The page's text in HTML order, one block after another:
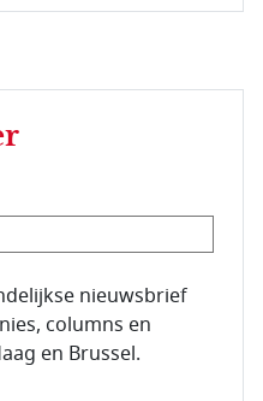
nieuwsbrief
columns en
en Brussel.